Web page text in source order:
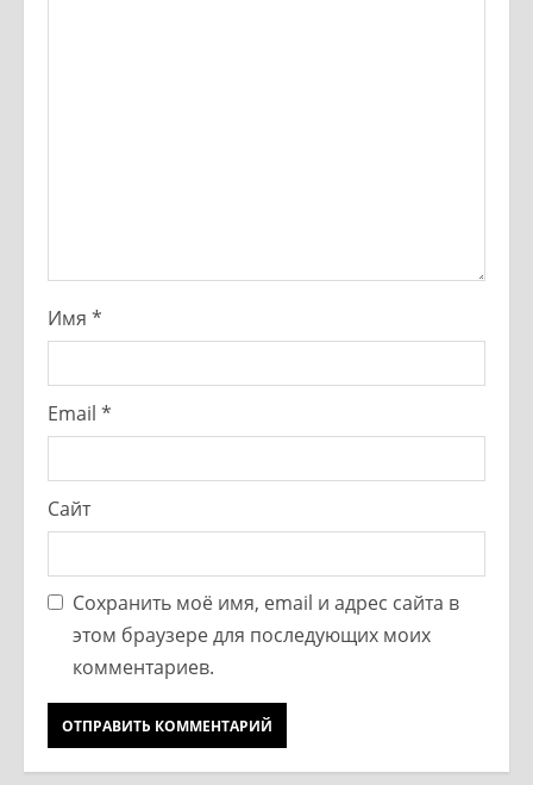
Имя *
Email *
Сайт
Сохранить моё имя, email и адрес сайта в
этом браузере для последующих моих
комментариев.